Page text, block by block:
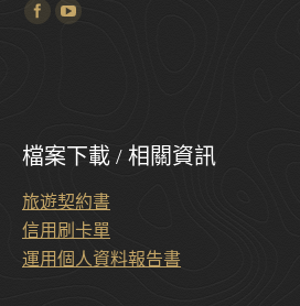
Find us on:
檔案下載 / 相關資訊
旅遊契約書
信用刷卡單
運用個人資料報告書